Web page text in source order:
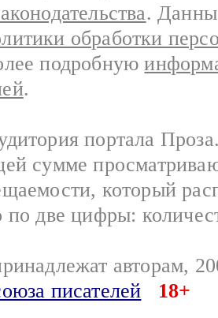
.
обработки
подробную
.
портала
сумме
который
по две цифры:
авторам,
писателей
18+